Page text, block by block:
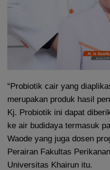
“Probiotik cair yang
merupakan produk hasil
Kj. Probiotik ini dapat
ke air budidaya termasuk
Waode yang juga dosen
Perairan Fakultas
Universitas Khairun itu.